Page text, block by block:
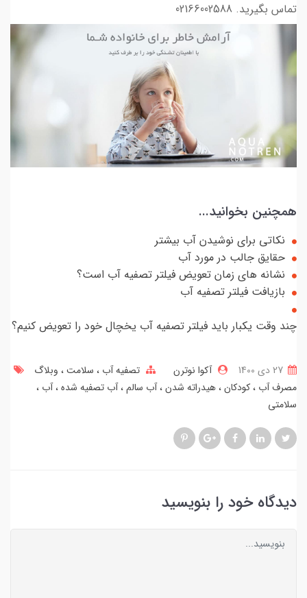
تماس بگیرید. 02166002588
همچنین بخوانید...
نکاتی برای نوشیدن آب بیشتر
حقایق جالب در مورد آب
نشانه های زمان تعویض فیلتر تصفیه آب است؟
بازیافت فیلتر تصفیه آب
چند وقت یکبار باید فیلتر تصفیه آب یخچال خود را تعویض کنیم؟
آکوا نوترن تصفیه آب سلامت وبلاگ
مصرف آب کودکان هیدراته شدن آب سالم آب تصفیه شده آب
سلامتی
دیدگاه خود را بنویسید